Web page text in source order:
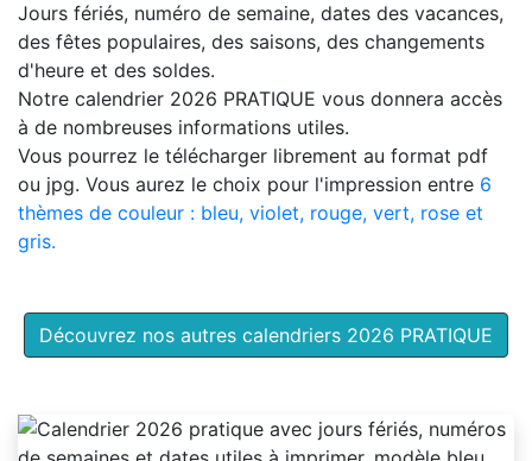
Jours fériés, numéro de semaine, dates des vacances,
des fêtes populaires, des saisons, des changements
d'heure et des soldes.
Notre calendrier 2026 PRATIQUE vous donnera accès
à de nombreuses informations utiles.
Vous pourrez le télécharger librement au format pdf
ou jpg. Vous aurez le choix pour l'impression entre 6
thèmes de couleur : bleu, violet, rouge, vert, rose et
gris.
Découvrez nos autres calendriers 2026 PRATIQUE